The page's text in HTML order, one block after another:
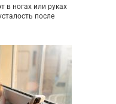
в ногах или руках
после